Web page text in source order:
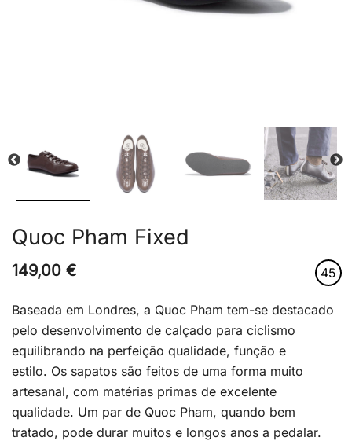
Quoc Pham Fixed
149,00 € 45
Baseada em Londres, a Quoc Pham tem-se destacado
pelo desenvolvimento de calçado para ciclismo
equilibrando na perfeição qualidade, função e
estilo. Os sapatos são feitos de uma forma muito
artesanal, com matérias primas de excelente
qualidade. Um par de Quoc Pham, quando bem
tratado, pode durar muitos e longos anos a pedalar.